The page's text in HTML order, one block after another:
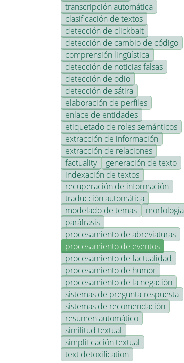
transcripción automática
clasificación de textos
detección de clickbait
detección de cambio de código
comprensión lingüística
detección de noticias falsas
detección de odio
detección de sátira
elaboración de perfiles
enlace de entidades
etiquetado de roles semánticos
extracción de información
extracción de relaciones
factuality
generación de texto
indexación de textos
recuperación de información
traducción automática
modelado de temas
morfología
paráfrasis
procesamiento de abreviaturas
procesamiento de eventos
procesamiento de factualidad
procesamiento de humor
procesamiento de la negación
sistemas de pregunta-respuesta
sistemas de recomendación
resumen automático
similitud textual
simplificación textual
text detoxification